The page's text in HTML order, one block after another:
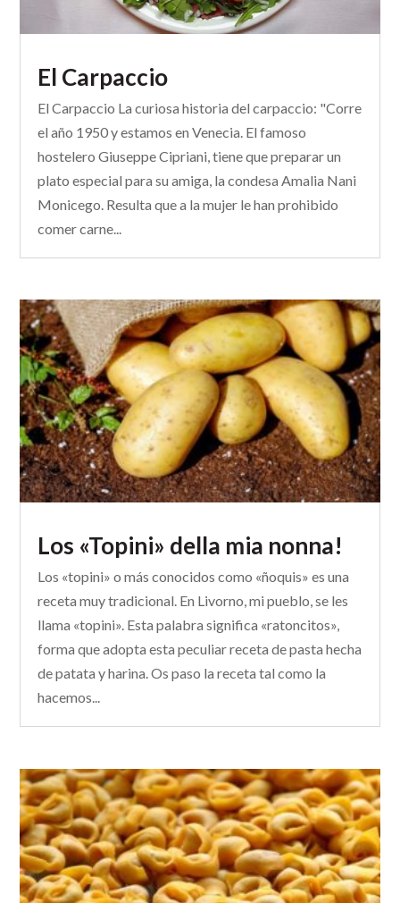
El Carpaccio
El Carpaccio La curiosa historia del carpaccio: "Corre
el año 1950 y estamos en Venecia. El famoso
hostelero Giuseppe Cipriani, tiene que preparar un
plato especial para su amiga, la condesa Amalia Nani
Monicego. Resulta que a la mujer le han prohibido
comer carne...
Los «Topini» della mia nonna!
Los «topini» o más conocidos como «ñoquis» es una
receta muy tradicional. En Livorno, mi pueblo, se les
llama «topini». Esta palabra significa «ratoncitos»,
forma que adopta esta peculiar receta de pasta hecha
de patata y harina. Os paso la receta tal como la
hacemos...